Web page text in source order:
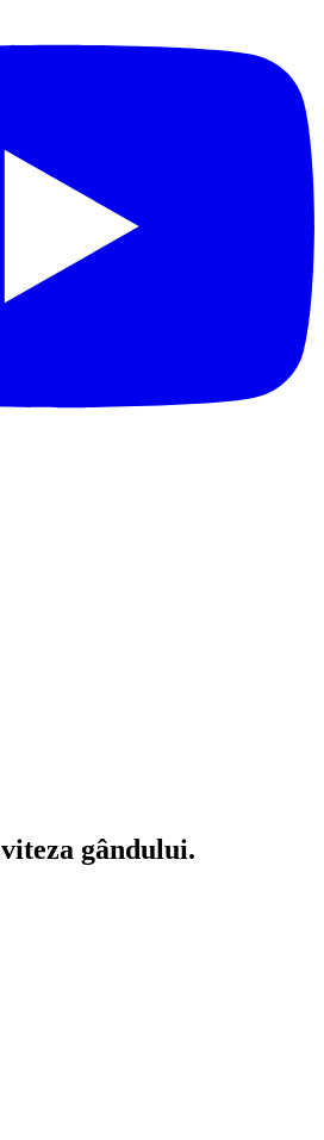
viteza gândului.